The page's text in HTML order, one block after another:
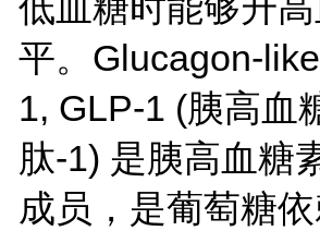
平。Glucagon-
1, GLP-1 (胰高血
肽-1) 是胰高血糖
成员，是葡萄糖